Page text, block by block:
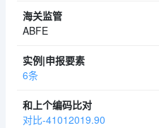
ABFE
6条
对比-41012019.90